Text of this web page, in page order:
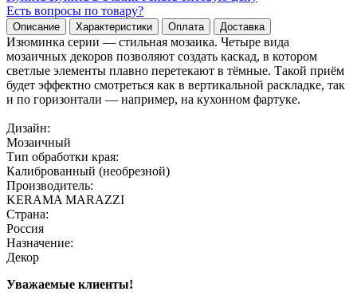
Есть вопросы по товару?
Описание Характеристики Оплата Доставка
Изюминка серии — стильная мозаика. Четыре вида
мозаичных декоров позволяют создать каскад, в котором
светлые элементы плавно перетекают в тёмные. Такой приём
будет эффектно смотреться как в вертикальной раскладке, так
и по горизонтали — например, на кухонном фартуке.
Дизайн:
Мозаичный
Тип обработки края:
Калиброванный (необрезной)
Производитель:
KERAMA MARAZZI
Страна:
Россия
Назначение:
Декор
Уважаемые клиенты!